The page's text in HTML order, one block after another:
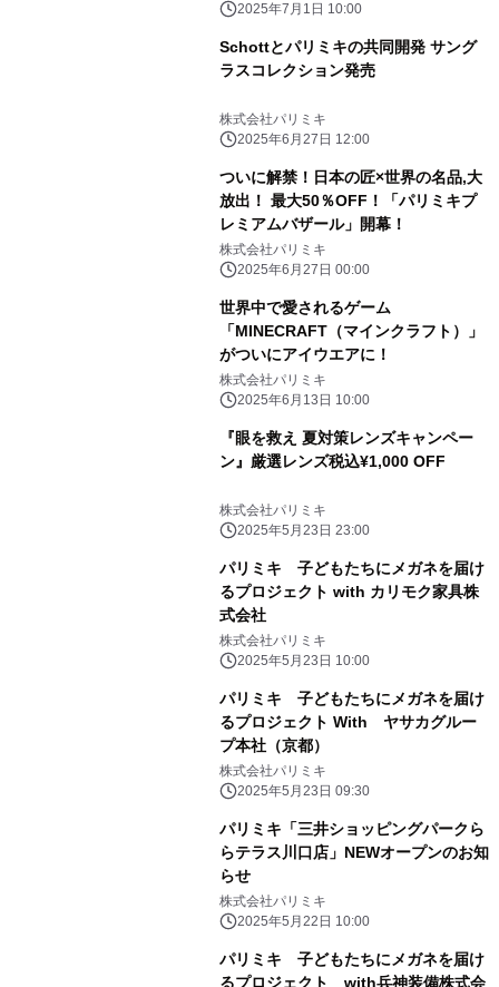
2025年7月1日 10:00
Schottとパリミキの共同開発 サング
ラスコレクション発売
株式会社パリミキ
2025年6月27日 12:00
ついに解禁！日本の匠×世界の名品,大
放出！ 最大50％OFF！「パリミキプ
レミアムバザール」開幕！
株式会社パリミキ
2025年6月27日 00:00
世界中で愛されるゲーム
「MINECRAFT（マインクラフト）」
がついにアイウエアに！
株式会社パリミキ
2025年6月13日 10:00
『眼を救え 夏対策レンズキャンペー
ン』厳選レンズ税込¥1,000 OFF
株式会社パリミキ
2025年5月23日 23:00
パリミキ 子どもたちにメガネを届け
るプロジェクト with カリモク家具株
式会社
株式会社パリミキ
2025年5月23日 10:00
パリミキ 子どもたちにメガネを届け
るプロジェクト With ヤサカグルー
プ本社（京都）
株式会社パリミキ
2025年5月23日 09:30
パリミキ「三井ショッピングパークら
らテラス川口店」NEWオープンのお知
らせ
株式会社パリミキ
2025年5月22日 10:00
パリミキ 子どもたちにメガネを届け
るプロジェクト with兵神装備株式会